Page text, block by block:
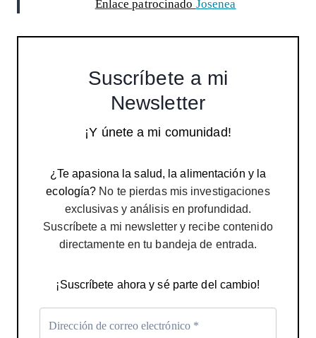
Enlace patrocinado Josenea
Suscríbete a mi
Newsletter
¡Y únete a mi comunidad!
¿Te apasiona la salud, la alimentación y la
ecología? No te pierdas mis investigaciones
exclusivas y análisis en profundidad.
Suscríbete a mi newsletter y recibe contenido
directamente en tu bandeja de entrada.
¡Suscríbete ahora y sé parte del cambio!